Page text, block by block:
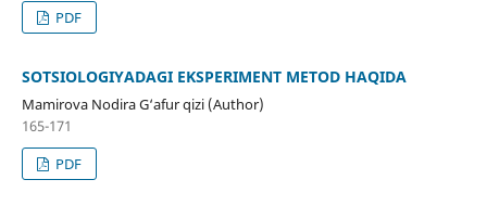
PDF
SOTSIOLOGIYADAGI EKSPERIMENT METOD HAQIDA
Mamirova Nodira G‘afur qizi (Author)
165-171
PDF